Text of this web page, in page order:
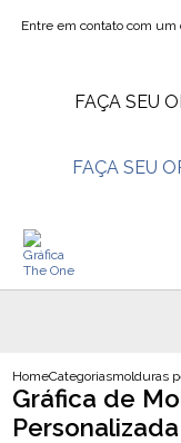
Entre em contato com um
FAÇA SEU
FAÇA SEU
HomeCategoriasmolduras
Gráfica de